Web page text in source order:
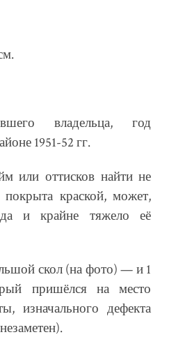
владельца, год
1951-52 гг.
или оттисков найти не
краской, может,
и крайне тяжело её
скол (на фото) — и 1
пришёлся на место
изначального дефекта